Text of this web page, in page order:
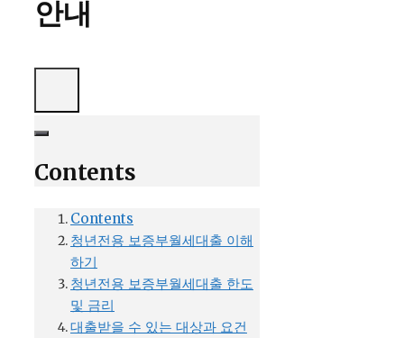
안내
Contents
Contents
청년전용 보증부월세대출 이해
하기
청년전용 보증부월세대출 한도
및 금리
대출받을 수 있는 대상과 요건